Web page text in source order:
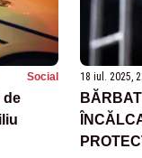
Social
de
18 iul. 2025,